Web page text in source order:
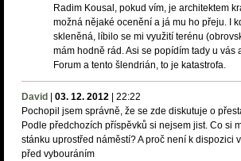
Radim Kousal, pokud vím, je architektem
možná nějaké ocenění a já mu ho přeju. I
skleněná, líbilo se mi využití terénu
mám hodně rád. Asi se popídím tady u vás
Forum a tento šlendrián, to je katastrofa.
David 03. 12. 2012 22:22
Pochopil jsem správně, že se zde diskutuje o
Podle předchozích příspěvků si nejsem jist. Co si
stánku uprostřed náměstí? A proč není k dispozici
před vybouráním